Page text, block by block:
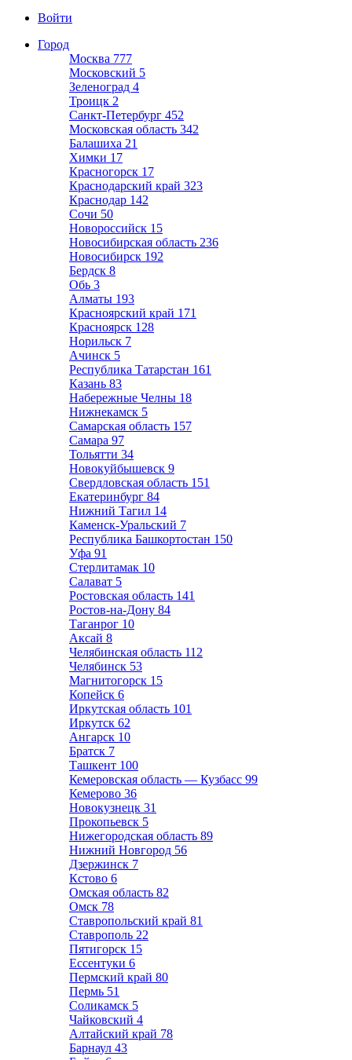
Войти
Город
Москва 777
Московский 5
Зеленоград 4
Троицк 2
Санкт-Петербург 452
Московская область 342
Балашиха 21
Химки 17
Красногорск 17
Краснодарский край 323
Краснодар 142
Сочи 50
Новороссийск 15
Новосибирская область 236
Новосибирск 192
Бердск 8
Обь 3
Алматы 193
Красноярский край 171
Красноярск 128
Норильск 7
Ачинск 5
Республика Татарстан 161
Казань 83
Набережные Челны 18
Нижнекамск 5
Самарская область 157
Самара 97
Тольятти 34
Новокуйбышевск 9
Свердловская область 151
Екатеринбург 84
Нижний Тагил 14
Каменск-Уральский 7
Республика Башкортостан 150
Уфа 91
Стерлитамак 10
Салават 5
Ростовская область 141
Ростов-на-Дону 84
Таганрог 10
Аксай 8
Челябинская область 112
Челябинск 53
Магнитогорск 15
Копейск 6
Иркутская область 101
Иркутск 62
Ангарск 10
Братск 7
Ташкент 100
Кемеровская область — Кузбасс 99
Кемерово 36
Новокузнецк 31
Прокопьевск 5
Нижегородская область 89
Нижний Новгород 56
Дзержинск 7
Кстово 6
Омская область 82
Омск 78
Ставропольский край 81
Ставрополь 22
Пятигорск 15
Ессентуки 6
Пермский край 80
Пермь 51
Соликамск 5
Чайковский 4
Алтайский край 78
Барнаул 43